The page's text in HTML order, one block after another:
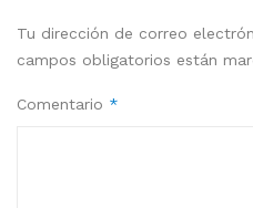
Tu dirección de correo
campos obligatorios están
Comentario *